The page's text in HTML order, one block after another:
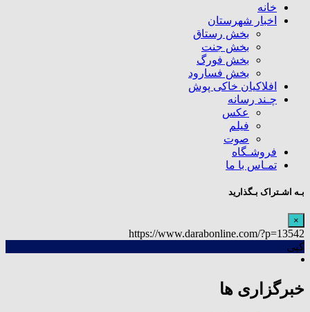
خانه
اخبار شهرستان
بخش رستاق
بخش جنت
بخش فورگ
بخش فسارود
افلاکیان خاکی پوش
چـند رسانه
عکس
فیلم
صوت
فروشـگاه
تمـاس با ما
بـه اشـتراک بـگذارید
×
https://www.darabonline.com/?p=13542
کپی
خبرگزاری ها